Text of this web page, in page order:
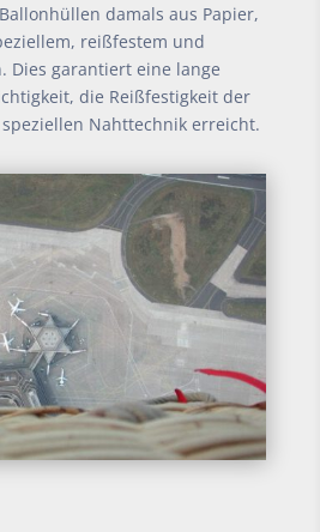
Ballonhüllen damals aus Papier,
reißfestem und
Dies garantiert eine lange
die Reißfestigkeit der
Nahttechnik erreicht.